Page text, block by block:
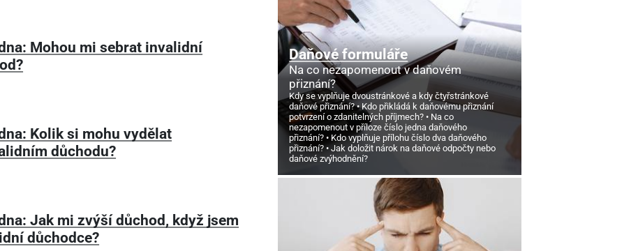
Mohou mi sebrat invalidní
Kolik si mohu vydělat
důchodu?
Jak mi zvýší důchod, když jsem
důchodce?
Daňové formuláře
Na co nezapomenout v daňovém
přiznání?
Kdy se vyplňuje dvoustránkové a kdy čtyřstránkové
daňové přiznání?
Kdo přikládá k daňovému přiznání
potvrzení o zdanitelných příjmech?
Na co
nezapomenout v příloze číslo jedna daňového
přiznání?
Kdo vyplňuje přílohu číslo dva daňového
přiznání?
Jak doložit nárok na daňové odpočty nebo
daňové zvýhodnění?